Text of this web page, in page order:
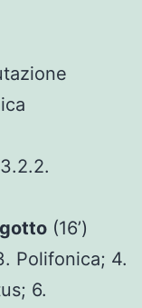
(16’)
Polifonica; 4.
6.